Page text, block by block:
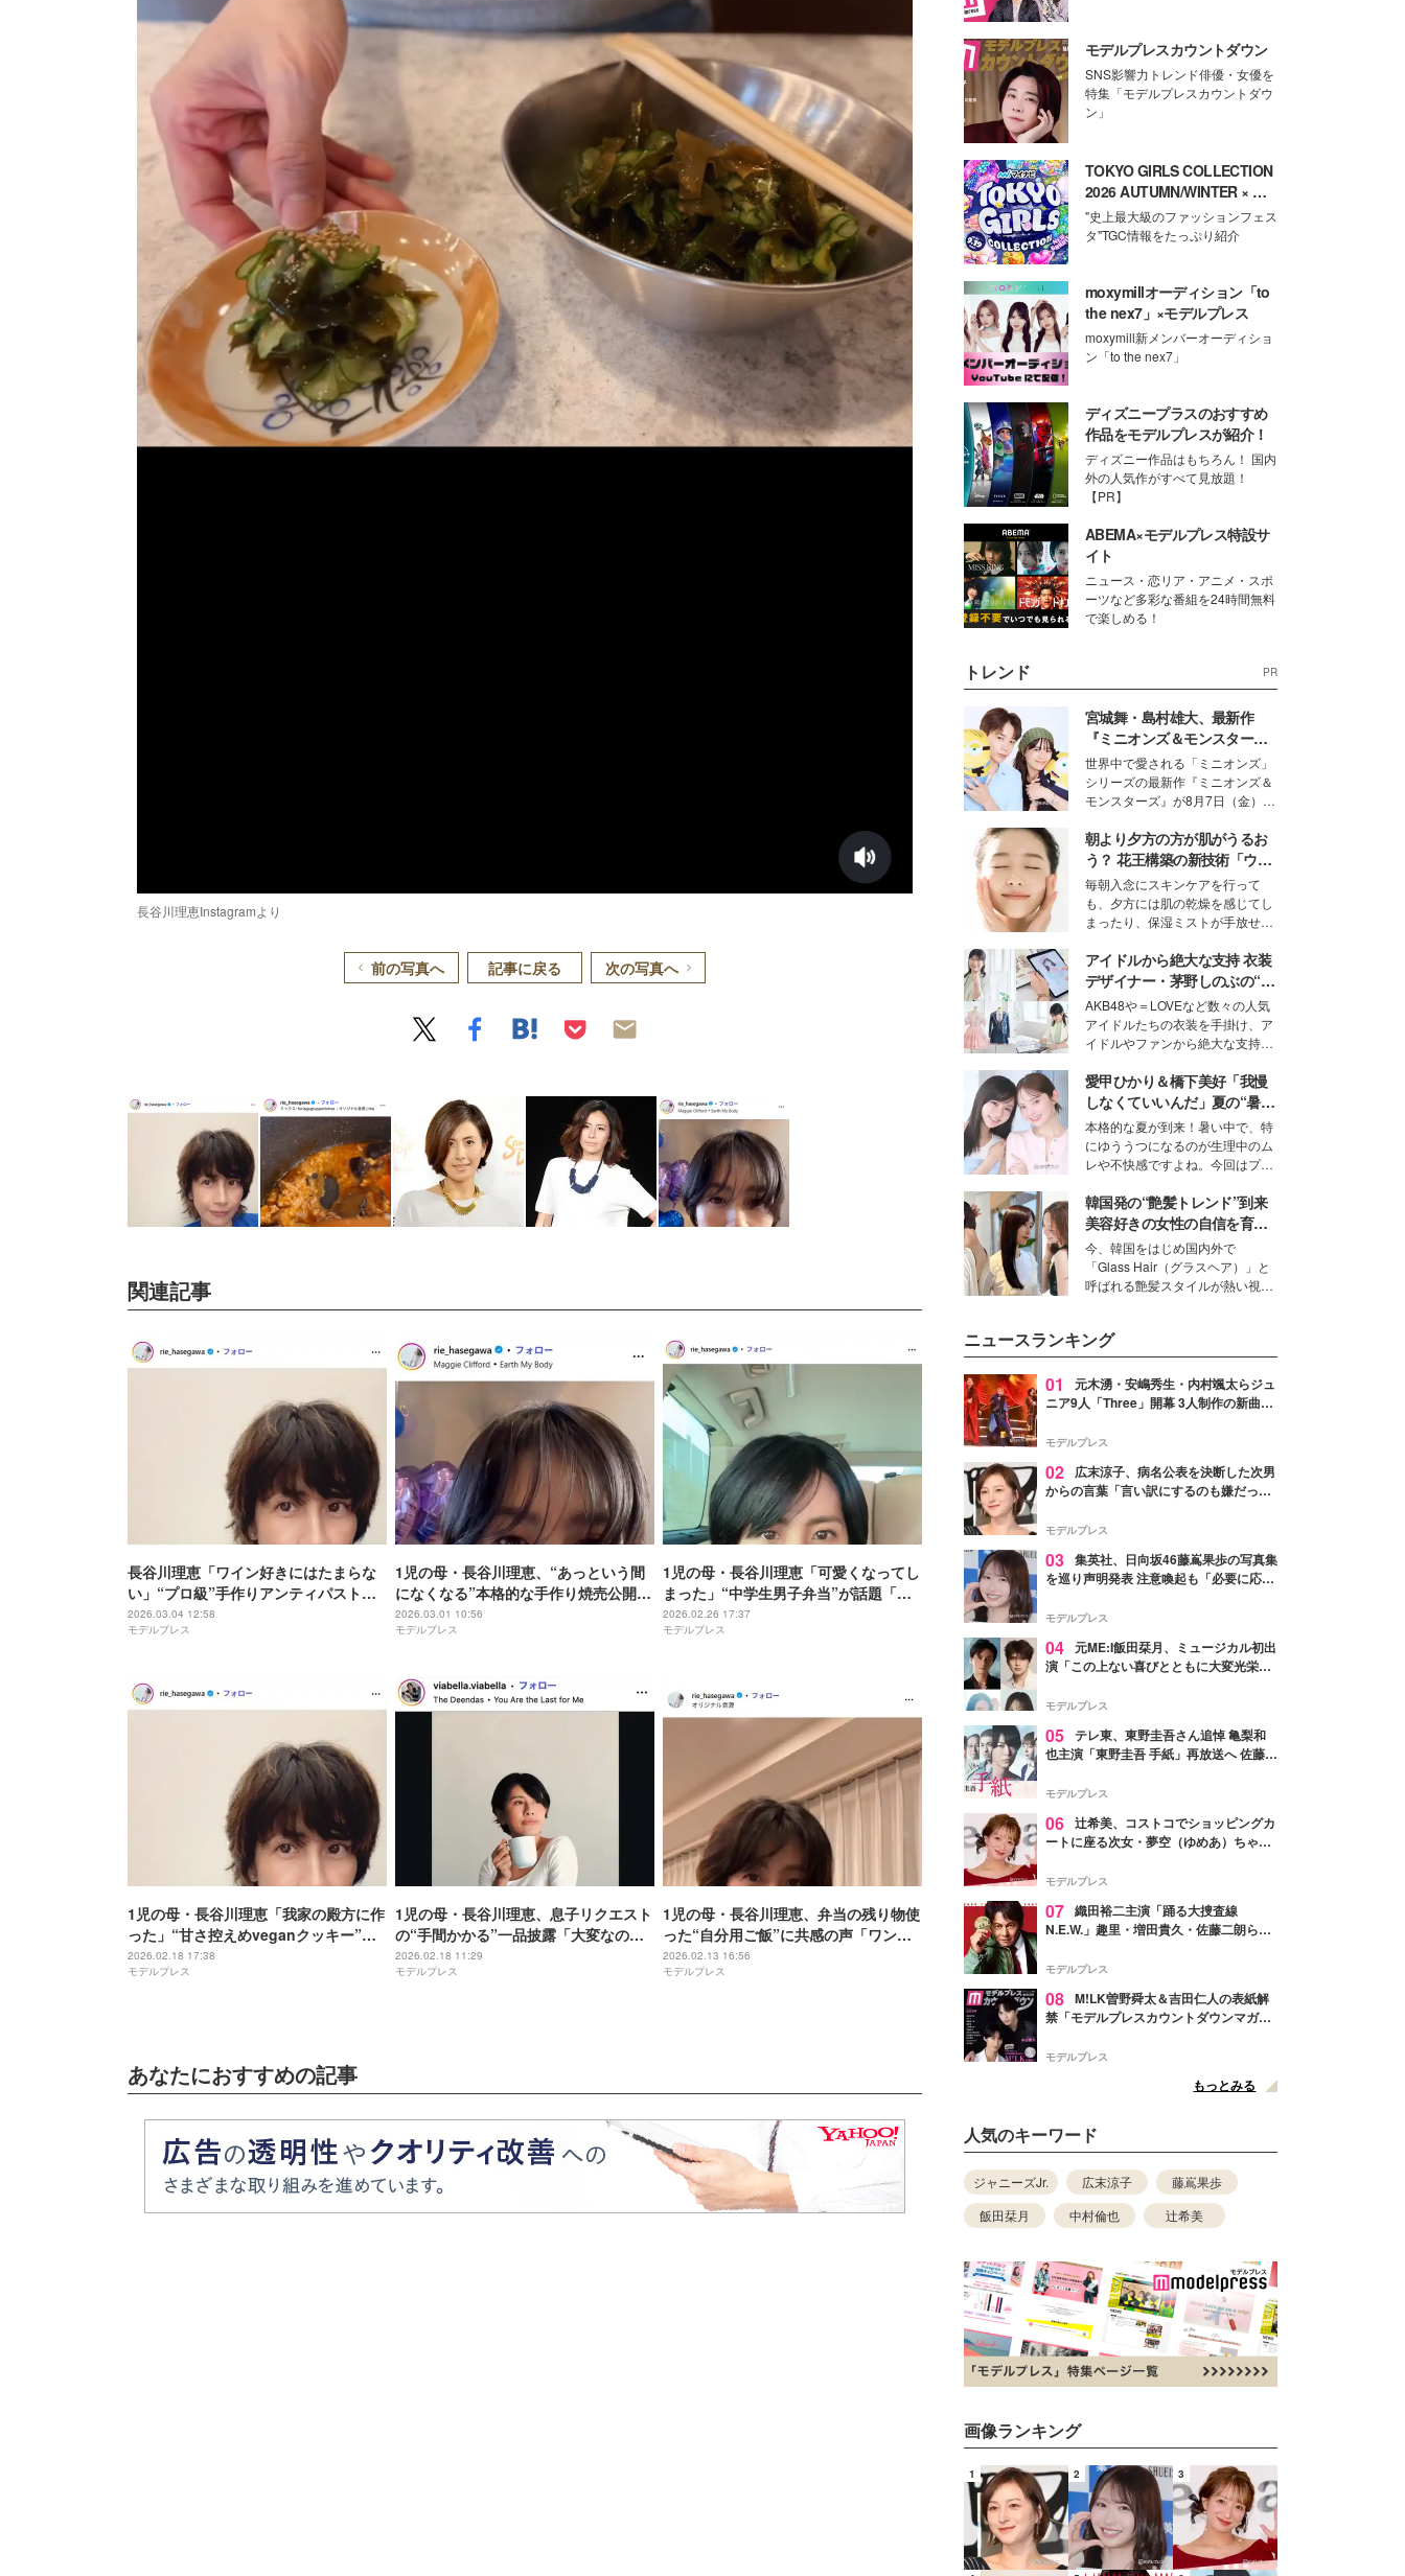
長谷川理恵Instagramより
前の写真へ 記事に戻る 次の写真へ
関連記事
長谷川理恵「ワイン好きにはたまらな
い」“プロ級”手作りアンティパストが
話題「お店の品かと」「美味しいに間
違いない」の声
2026.03.04 12:58
モデルプレス
1児の母・長谷川理恵、“あっという間
になくなる”本格的な手作り焼売公開
「お弁当に入ってたら嬉しすぎる」
「お肉のこだわりも参考になる」の声
2026.03.01 10:56
モデルプレス
1児の母・長谷川理恵「可愛くなってし
まった」“中学生男子弁当”が話題「お
茶目で素敵」「愛情たっぷり」
2026.02.26 17:37
モデルプレス
1児の母・長谷川理恵「我家の殿方に作
った」“甘さ控えめveganクッキー”製
作動画公開「健康的」「いくらでも食
べられそう」と反響
2026.02.18 17:38
モデルプレス
1児の母・長谷川理恵、息子リクエスト
の“手間かかる”一品披露「大変なのに
すごい」「本格的」と反響
2026.02.18 11:29
モデルプレス
1児の母・長谷川理恵、弁当の残り物使
った“自分用ご飯”に共感の声「ワンプ
レートなのがリアル」「ママあるあ
る」
2026.02.13 16:56
モデルプレス
あなたにおすすめの記事
モデルプレスカウントダウン
SNS影響力トレンド俳優・女優を
特集「モデルプレスカウントダウ
ン」
TOKYO GIRLS COLLECTION
2026 AUTUMN/WINTER × モ
デルプレス
"史上最大級のファッションフェス
タ"TGC情報をたっぷり紹介
moxymillオーディション「to
the nex7」×モデルプレス
moxymill新メンバーオーディショ
ン「to the nex7」
ディズニープラスのおすすめ
作品をモデルプレスが紹介！
ディズニー作品はもちろん！ 国内
外の人気作がすべて見放題！
【PR】
ABEMA×モデルプレス特設サ
イト
ニュース・恋リア・アニメ・スポ
ーツなど多彩な番組を24時間無料
で楽しめる！
トレンド PR
宮城舞・島村雄大、最新作
『ミニオンズ＆モンスター
ズ』の魅力熱弁 ハチャメチャ
だけじゃない“友情と絆”に感
動
世界中で愛される「ミニオンズ」
シリーズの最新作『ミニオンズ＆
モンスターズ』が8月7日（金）に
ニオン好き”という共通点を持つモ
デルの宮城舞と島村雄大の特別対
談をお届け！それぞれの視点か
ら、今作ならではの魅力や予想外
の感動をもたらす奥深いストーリ
ーについて熱く語り合ってもらっ
た。
朝より夕方の方が肌がうるお
う？ 花王構築の新技術「ウォ
ーターキャプチャリングスキ
ン（捕水肌）」がスキンケア
の常識を変える予感
毎朝入念にスキンケアを行って
も、夕方には肌の乾燥を感じてし
まったり、保湿ミストが手放せな
な美容の常識を大きく変える可能
性を秘めた、革新的な「Water
Capturing Skin（ウォーターキャ
プチャリングスキン：捕水肌）」
技術を、花王が構築した。
アイドルから絶大な支持 衣装
デザイナー・茅野しのぶの“可
愛い”を作る美学＜「シチズン
クロスシー」インタビュー＞
AKB48や＝LOVEなど数々の人気
アイドルたちの衣装を手掛け、ア
イドルやファンから絶大な支持を
取締役兼クリエイティブディレク
ター・茅野しのぶ。一人ひとりの
個性に寄り添い、魅力を引き出す
衣装作りは、多くの女性たちに勇
気と自信を与え続けている。
愛甲ひかり＆橋下美好「我慢
しなくていいんだ」夏の“暑さ
対策”の新しい選択肢とは？
本格的な夏が到来！暑い中で、特
にゆううつになるのが生理中のム
レや不快感ですよね。今回はプラ
モデル・愛甲ひかりさんと橋下美
好さんを迎えて本音で女子会トー
ク。猛暑のお出かけを快適に過ご
すヒントや、2人が感動した夏の
生理の新常識にも迫りました。
韓国発の“艶髪トレンド”到来
美容好きの女性の自信を育む
「ヘアケア事情」って？
今、韓国をはじめ国内外で
「Glass Hair（グラスヘア）」と
呼ばれる艶髪スタイルが熱い視線
して、“髪そのものの美しさ”に改
めて注目する人が増えている様
子。今回は、そんな憧れの艶やか
な髪を日常で叶える、美容好きの
ます。
ニュースランキング
01
元木湧・安嶋秀生・内村颯太らジュ
ニア9人「Three」開幕 3人制作の新曲＆
進んで夢を掴みたい」【ゲネプロレポ】
モデルプレス
02
広末涼子、病名公表を決断した次男
からの言葉「言い訳にするのも嫌だっ
モデルプレス
03 集英社、日向坂46藤嶌果歩の写真集
を巡り声明発表 注意喚起も「必要に応じ
モデルプレス
04 元ME:I飯田栞月、ミュージカル初出
演「この上ない喜びとともに大変光栄」
ャスト発表
モデルプレス
05 テレ東、東野圭吾さん追悼 亀梨和
也主演「東野圭吾 手紙」再放送へ 佐藤隆
モデルプレス
06 辻希美、コストコでショッピングカ
ートに座る次女・夢空（ゆめあ）ちゃん
ぎ」「成長を感じる」の声
モデルプレス
07 織田裕二主演「踊る大捜査線
N.E.W.」趣里・増田貴久・佐藤二朗ら新
徴する“謎のキーワード”も
モデルプレス
08 M!LK曽野舜太＆吉田仁人の表紙解
禁「モデルプレスカウントダウンマガジ
モデルプレス
もっとみる
人気のキーワード
ジャニーズJr. 広末涼子
藤嶌果歩
飯田栞月
中村倫也 辻希美
画像ランキング
1 2 3